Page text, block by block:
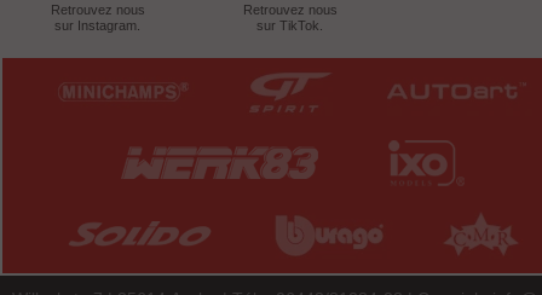
Retrouvez nous
sur Instagram.
Retrouvez nous
sur TikTok.